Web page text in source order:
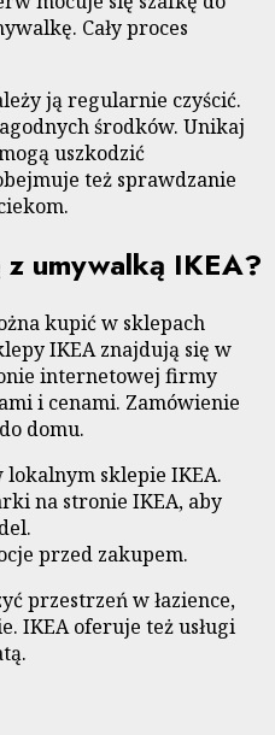
Cały proces
ją regularnie czyścić.
środków. Unikaj
uszkodzić
też sprawdzanie
umywalką IKEA?
kupić w sklepach
IKEA znajdują się w
internetowej firmy
i cenami. Zamówienie
domu.
lokalnym sklepie IKEA.
na stronie IKEA, aby
przed zakupem.
przestrzeń w łazience,
IKEA oferuje też usługi